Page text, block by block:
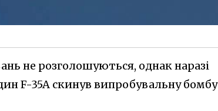
не розголошуються, однак наразі
F-35A скинув випробувальну бомбу